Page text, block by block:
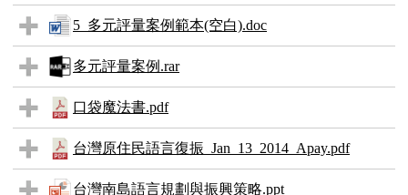
5_多元評量案例範本(空白).doc
多元評量案例.rar
口袋魔法書.pdf
台灣原住民語言復振_Jan_13_2014_Apay.pdf
台灣南島語言規劃與振興策略.ppt